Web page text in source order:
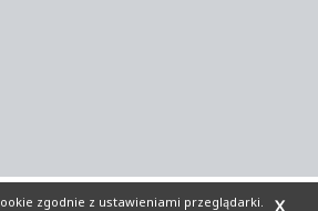
X
zgodnie z ustawieniami przeglądarki.